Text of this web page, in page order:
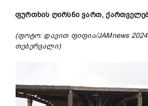
ფურთხის ღირსნი ვართ,
(ფოტო: დავით ფიფია/JAMnews
თებერვალი)